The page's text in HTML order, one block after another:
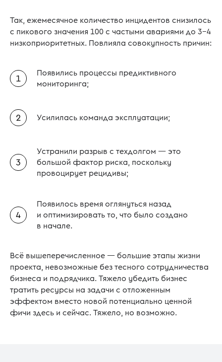
Так, ежемесячное количество инцидентов снизилось
с пикового значения 100 с частыми авариями до 3−4
низкоприоритетных. Повлияла совокупность причин:
Появились процессы предиктивного
мониторинга;
Усилилась команда эксплуатации;
Устранили разрыв с техдолгом — это
большой фактор риска, поскольку
провоцирует рецидивы;
Появилось время оглянуться назад
и оптимизировать то, что было создано
в начале.
Всё вышеперечисленное — большие этапы жизни
проекта, невозможные без тесного сотрудничества
бизнеса и подрядчика. Тяжело убедить бизнес
тратить ресурсы на задачи с отложенным
эффектом вместо новой потенциально ценной
фичи здесь и сейчас. Тяжело, но возможно.